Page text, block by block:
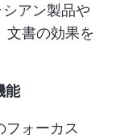
アン製品や
文書の効果を
能
フォーカス